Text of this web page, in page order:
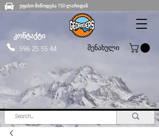
უფასო მიწოდება 150 ლარიდან
კონტაქტი
596 25 55 44
შენახული